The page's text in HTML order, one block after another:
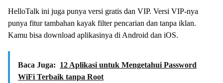
HelloTalk ini juga punya versi gratis dan VIP. Versi VIP-nya
punya fitur tambahan kayak filter pencarian dan tanpa iklan.
Kamu bisa download aplikasinya di Android dan iOS.
Baca Juga: 12 Aplikasi untuk Mengetahui Password
WiFi Terbaik tanpa Root